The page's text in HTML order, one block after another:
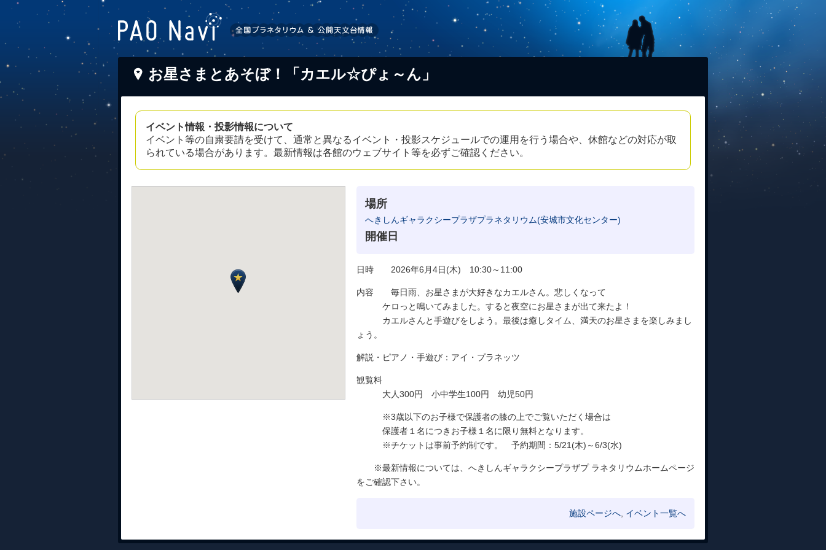
お星さまとあそぼ！「カエル☆ぴょ～ん」
イベント情報・投影情報について
イベント等の自粛要請を受けて、通常と異なるイベント・投影スケジュールでの運用を行う場合や、休館などの対応が取
られている場合があります。最新情報は各館のウェブサイト等を必ずご確認ください。
場所
へきしんギャラクシープラザプラネタリウム(安城市文化センター)
開催日
日時 2026年6月4日(木) 10:30～11:00
内容 毎日雨、お星さまが大好きなカエルさん。悲しくなって
ケロっと鳴いてみました。すると夜空にお星さまが出て来たよ！
カエルさんと手遊びをしよう。最後は癒しタイム、満天のお星さまを楽しみまし
ょう。
解説・ピアノ・手遊び：アイ・プラネッツ
観覧料
大人300円 小中学生100円 幼児50円
※3歳以下のお子様で保護者の膝の上でご覧いただく場合は
保護者１名につきお子様１名に限り無料となります。
※チケットは事前予約制です。 予約期間：5/21(木)～6/3(水)
※最新情報については、へきしんギャラクシープラザプ ラネタリウムホームページ
をご確認下さい。
施設ページへ イベント一覧へ